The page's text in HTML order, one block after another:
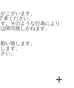
ございます。
ください。
。そのような行為により
関与致しかねます。
い致します。
ます。
い。